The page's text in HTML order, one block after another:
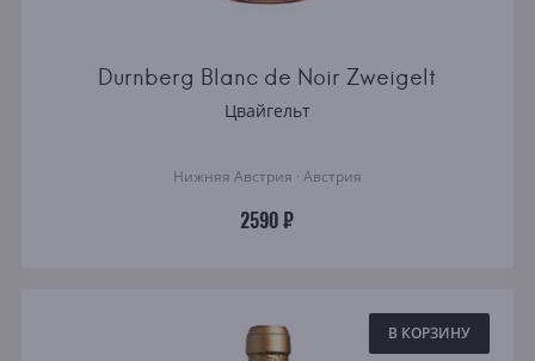
Durnberg Blanc de Noir Zweigelt
Цвайгельт
Нижняя Австрия · Австрия
2590 ₽
В КОРЗИНУ